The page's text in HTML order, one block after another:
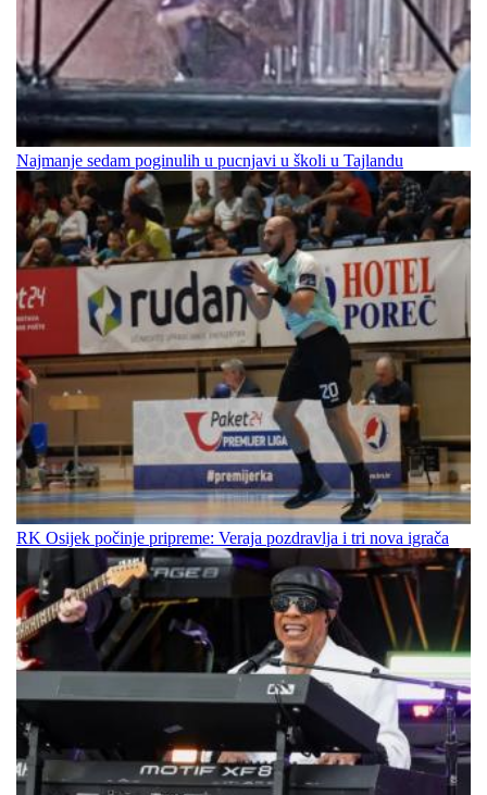
Najmanje sedam poginulih u pucnjavi u školi u Tajlandu
RK Osijek počinje pripreme: Veraja pozdravlja i tri nova igrača